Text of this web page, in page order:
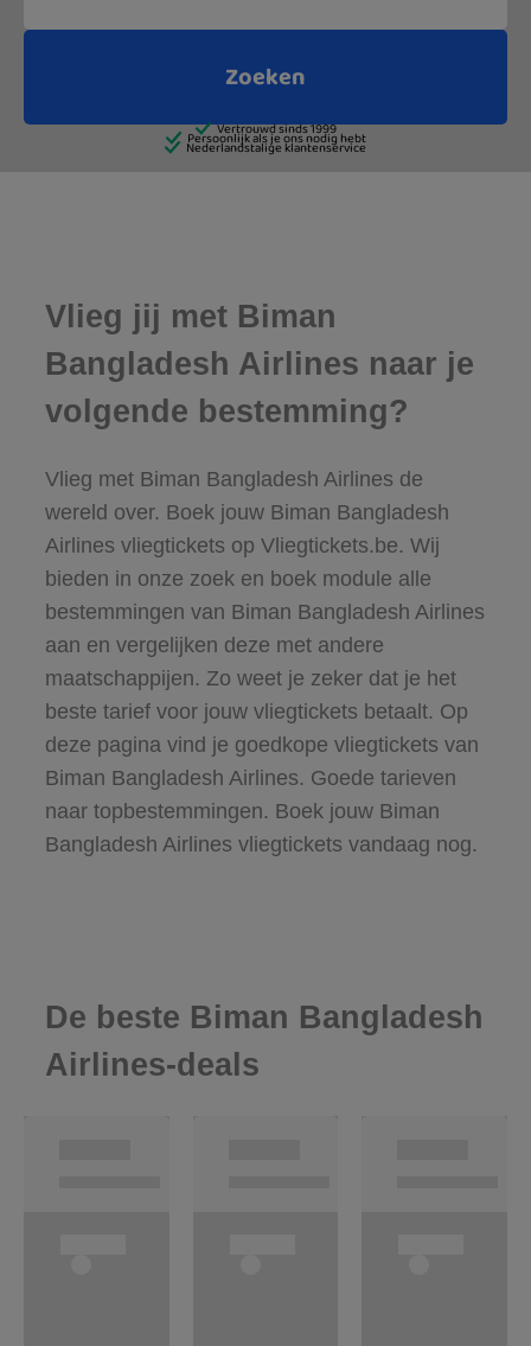
Vlieg jij met Biman
Bangladesh Airlines naar je
volgende bestemming?
Vlieg met Biman Bangladesh Airlines de
wereld over. Boek jouw Biman Bangladesh
Airlines vliegtickets op Vliegtickets.be. Wij
bieden in onze zoek en boek module alle
bestemmingen van Biman Bangladesh Airlines
aan en vergelijken deze met andere
maatschappijen. Zo weet je zeker dat je het
beste tarief voor jouw vliegtickets betaalt. Op
deze pagina vind je goedkope vliegtickets van
Biman Bangladesh Airlines. Goede tarieven
naar topbestemmingen. Boek jouw Biman
Bangladesh Airlines vliegtickets vandaag nog.
De beste Biman Bangladesh
Airlines-deals